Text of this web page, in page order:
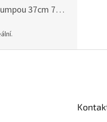
Vodní pistole s pumpou 37cm 78961
5 z 5 hvězdiček.